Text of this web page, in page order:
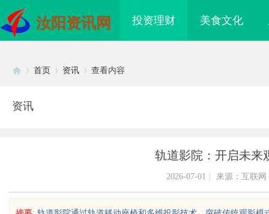
汝阳资讯网 投资理财 美食文化
首页 资讯 查看内容
资讯
轨道影院：开启未来
2026-07-01 来源：互联网